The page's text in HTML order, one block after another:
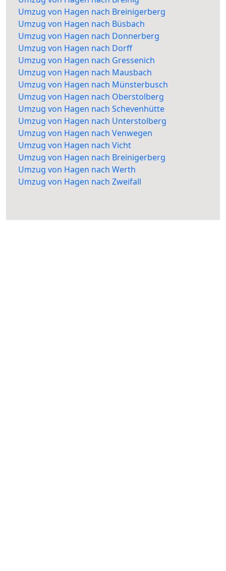
Umzug von Hagen nach Breinigerberg
Umzug von Hagen nach Büsbach
Umzug von Hagen nach Donnerberg
Umzug von Hagen nach Dorff
Umzug von Hagen nach Gressenich
Umzug von Hagen nach Mausbach
Umzug von Hagen nach Münsterbusch
Umzug von Hagen nach Oberstolberg
Umzug von Hagen nach Schevenhütte
Umzug von Hagen nach Unterstolberg
Umzug von Hagen nach Venwegen
Umzug von Hagen nach Vicht
Umzug von Hagen nach Breinigerberg
Umzug von Hagen nach Werth
Umzug von Hagen nach Zweifall